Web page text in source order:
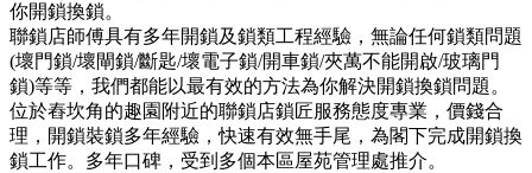
你開鎖換鎖。
聯鎖店師傅具有多年開鎖及鎖類工程經驗，無論任何鎖類問題
(壞門鎖/壞閘鎖/斷匙/壞電子鎖/開車鎖/夾萬不能開啟/玻璃門
鎖)等等，我們都能以最有效的方法為你解決開鎖換鎖問題。
位於舂坎角的趣園附近的聯鎖店鎖匠服務態度專業，價錢合
理，開鎖裝鎖多年經驗，快速有效無手尾，為閣下完成開鎖換
鎖工作。多年口碑，受到多個本區屋苑管理處推介。